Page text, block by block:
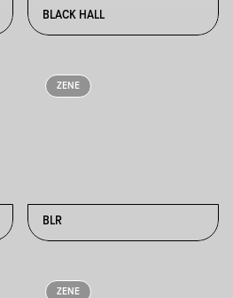
BLACK HALL
ZENE
BLR
ZENE